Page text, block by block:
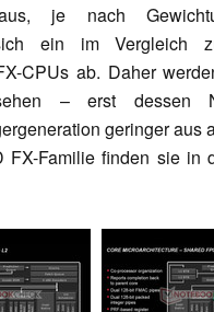
je nach
ein im Vergleich
CPUs ab. Daher
– erst dessen
geringer aus
FX-Familie finden sie in